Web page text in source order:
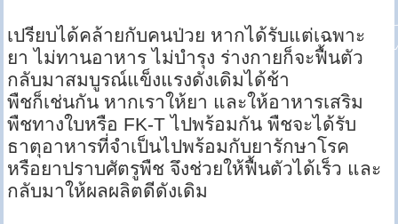
เปรียบได้คล้ายกับคนป่วย หากได้รับแต่เฉพาะ
ยา ไม่ทานอาหาร ไม่บำรุง ร่างกายก็จะฟื้นตัว
กลับมาสมบูรณ์แข็งแรงดังเดิมได้ช้า
พืชก็เช่นกัน หากเราให้ยา และให้อาหารเสริม
พืชทางใบหรือ FK-T ไปพร้อมกัน พืชจะได้รับ
ธาตุอาหารที่จำเป็นไปพร้อมกับยารักษาโรค
หรือยาปราบศัตรูพืช จึงช่วยให้ฟื้นตัวได้เร็ว และ
กลับมาให้ผลผลิตดีดังเดิม